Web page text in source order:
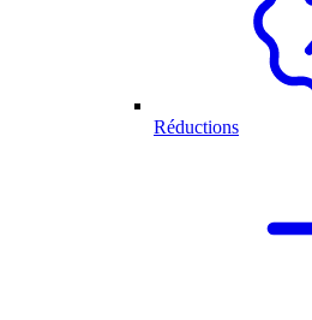
Réductions